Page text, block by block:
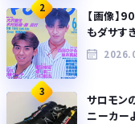
2
【画像】
もダサす
3
サロモン
ニーカー